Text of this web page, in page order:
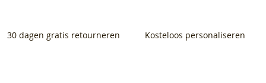
30 dagen gratis retourneren Kosteloos personaliseren